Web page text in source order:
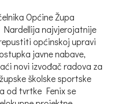
Općine Župa
najvjerojatnije
općinskoj upravi
javne nabave,
novi izvođač radova za
školske sportske
od tvrtke Fenix se